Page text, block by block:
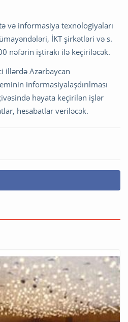
və informasiya texnologiyaları
İKT şirkətləri və s.
nəfərin iştirakı ilə keçiriləcək.
illərdə Azərbaycan
informasiyalaşdırılması
həyata keçirilən işlər
hesabatlar veriləcək.